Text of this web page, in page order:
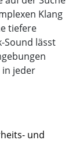
Klang
tiefere
Sound lässt
in jeder
und